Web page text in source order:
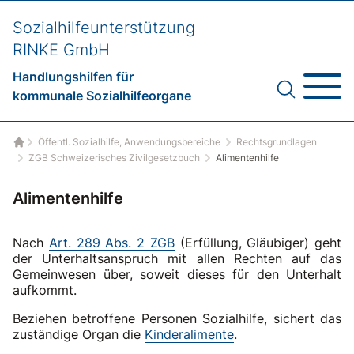
Sozialhilfeunterstützung
RINKE GmbH
Handlungshilfen für
kommunale Sozialhilfeorgane
Startseite
Öffentl. Sozialhilfe, Anwendungsbereiche
Rechtsgrundlagen
ZGB Schweizerisches Zivilgesetzbuch
Alimentenhilfe
Alimentenhilfe
Nach Art. 289 Abs. 2 ZGB(Erfüllung, Gläubiger) geht
der Unterhaltsanspruch mit allen Rechten auf das
Gemeinwesen über, soweit dieses für den Unterhalt
aufkommt.
Beziehen betroffene Personen Sozialhilfe, sichert das
zuständige Organ die Kinderalimente.